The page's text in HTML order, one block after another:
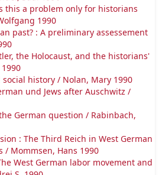
this a problem only for historians
1990
past? : A preliminary assessement
the Holocaust, and the historians'
history / Nolan, Mary 1990
und Jews after Auschwitz /
German question / Rabinbach,
: The Third Reich in West German
/ Mommsen, Hans 1990
West German labor movement and